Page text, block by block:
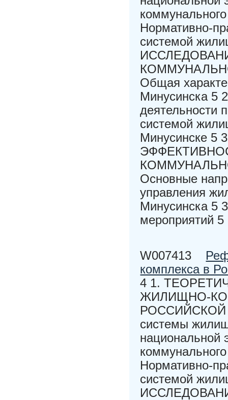
Нормативно-
системой
Общая
Минусинска 5
деятельности
системой
Минусинске
Основные
управления
Минусинска 5
мероприятий
W007413
комплекса в
4 1.
ЖИЛИЩНО-
РОССИЙСКОЙ
системы
национальной
Нормативно-
системой